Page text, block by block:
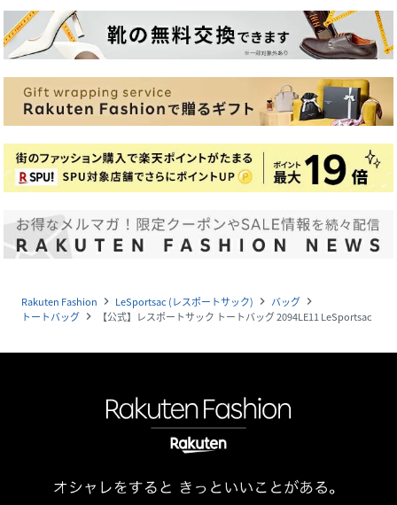
Rakuten Fashion navigate_next LeSportsac (レスポートサック) navigate_next バッグ navigate_next
トートバッグ navigate_next 【公式】レスポートサック トートバッグ 2094LE11 LeSportsac